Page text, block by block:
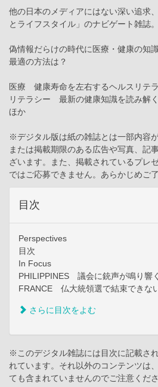
他の日本のメディアにはない深い追求
とライフスタイル」のナビゲート雑誌。
偽情報だらけの時代に医療・健康の知
最適の方法は？
医療 健康寿命を左右するヘルスリテ
リテラシー 最新の健康知識を読み解
ほか
※デジタル版は紙の雑誌とは一部内容
または掲載期限のある広告や写真、記
ざいます。また、掲載されているプレ
ではご応募できません。あらかじめご
目次
Perspectives
目次
In Focus
PHILIPPINES 議会に銃声が鳴り響
FRANCE 仏大統領選で結束できな
さらに目次をよむ
※このデジタル雑誌には目次に記載さ
れています。それ以外のコンテンツは
ても含まれていませんのでご注意くださ